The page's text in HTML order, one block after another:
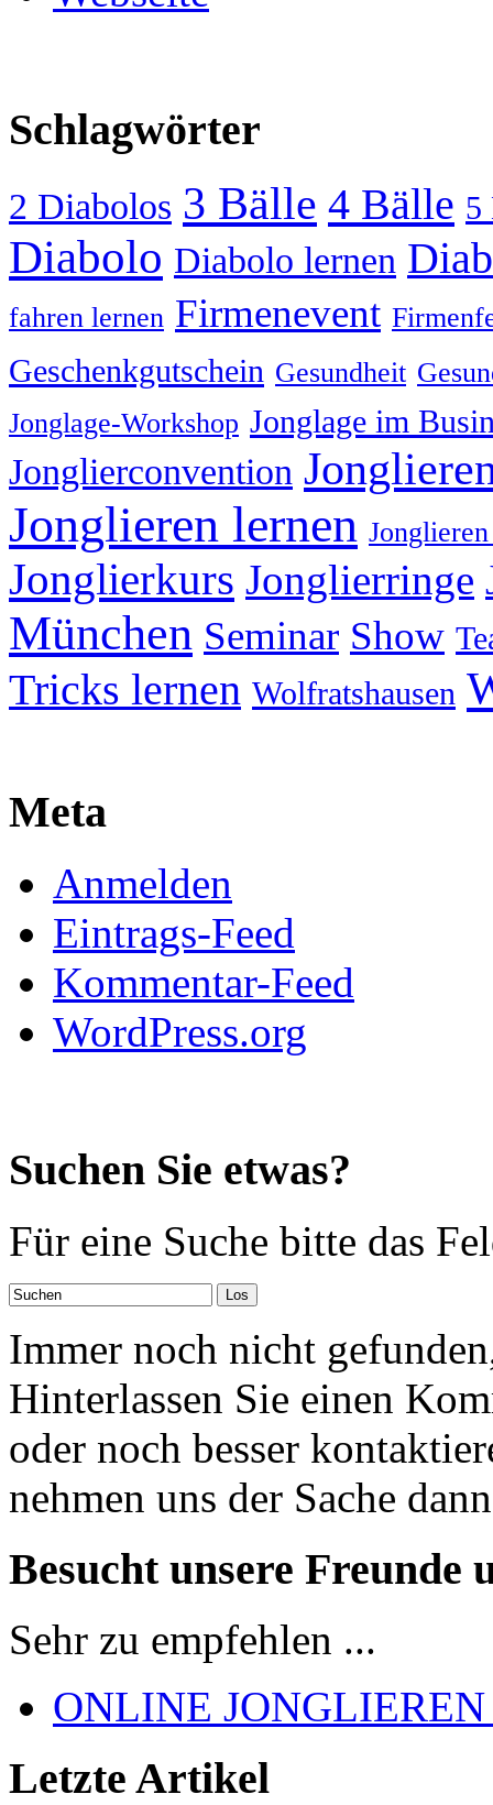
Schlagwörter
2 Diabolos 3 Bälle 4 Bälle 5
Diabolo Diabolo lernen
fahren lernen Firmenevent
Geschenkgutschein Gesundheit
Jonglage-Workshop Jonglage im
Jonglierconvention
Jonglieren lernen
Jonglierkurs Jonglierringe
München Seminar Show
Tricks lernen Wolfratshausen
Meta
Anmelden
Eintrags-Feed
Kommentar-Feed
WordPress.org
Suchen Sie etwas?
Für eine Suche bitte das
Immer noch nicht
Hinterlassen Sie einen
oder noch besser
nehmen uns der Sache
Besucht unsere Freunde
Sehr zu empfehlen ...
ONLINE
Letzte Artikel